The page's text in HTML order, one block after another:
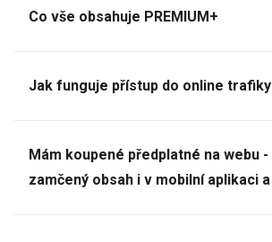
Co vše obsahuje PREMIUM+
Jak funguje přístup do online
Mám koupené předplatné na webu
zamčený obsah i v mobilní aplikaci